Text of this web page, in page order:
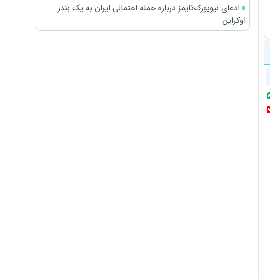
ادعای نیویورک‌تایمز درباره حمله احتمالی ایران به یک بندر
اوکراین